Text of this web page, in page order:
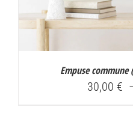
Empuse commune (
30,00 €